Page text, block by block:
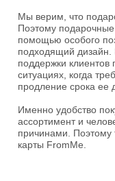
Мы верим, что
Поэтому
помощью особого
подходящий
поддержки
ситуациях, когда
продление срока ее
Именно удобство
ассортимент и
причинами.
карты FromMe.